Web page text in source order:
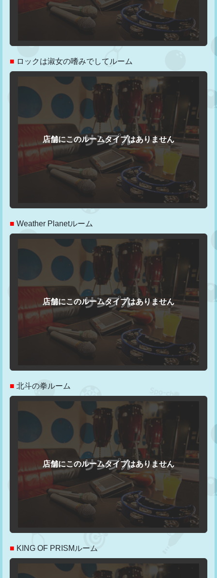
■ ロックは淑女の嗜みでしてルーム
■ Weather Planetルーム
■ 北斗の拳ルーム
■ KING OF PRISMルーム